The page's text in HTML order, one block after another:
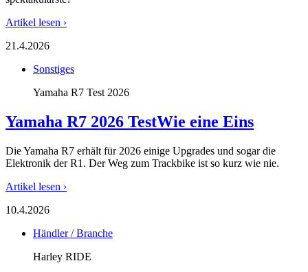
Artikel lesen ›
21.4.2026
Sonstiges
Yamaha R7 Test 2026
Yamaha R7 2026 TestWie eine Eins
Die Yamaha R7 erhält für 2026 einige Upgrades und sogar die
Elektronik der R1. Der Weg zum Trackbike ist so kurz wie nie.
Artikel lesen ›
10.4.2026
Händler / Branche
Harley RIDE